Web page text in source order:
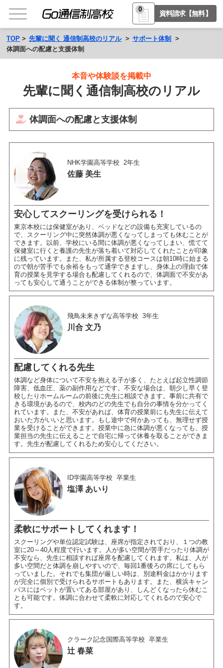
0
資料請求【無料】
TOP 先輩に聞く 通信制高校のリアル
サポート体制
体調面への配慮と支援体制
本音や体験談を掲載中
先輩に聞く通信制高校のリアル
体調面への配慮と支援体制
NHK学園高等学校 2年生
佐藤 美生
安心してスクーリングを受けられる！
東京本校には保健室があり、ベッドなどの設備も充実しているの
で、スクーリング中に突然体調が悪くなってしまっても休むことが
できます。以前、学校にいる間に体調が悪くなってしまい、慌てて
保健室に行くと養護の先生が落ち着いて対応してくれたことが印象
に残っています。また、私が所属する登校コースは朝10時に始まる
ので朝が苦手でも余裕をもって通学できますし、身体上の理由で体
育の授業を見学する場合も配慮してくれるので、体調面で不安があ
っても安心して通うことができる体制が整っています。
飛鳥未来きずな高等学校 3年生
川合 文乃
配慮してくれる先生
体調など身体について不安を抱える子が多く、たとえば起立性調節
障害、低血圧、薬の副作用などです。不安な場合は、朝少し早く登
校したりホームルームの前後に先生に相談できます。事前に共有で
きる環境があるので、校内のどの先生でも自分の事情を分かってく
れています。また、不安があれば、体育の授業前にも先生に伝えて
おいた方がいいと思います。もし途中で何かあっても、無理せず授
業を受けることができます。授業中に急に体調が悪くなっても、授
業担当の先生に伝えることで自宅に帰って休養を取ることができま
す。先生が配慮してくれるため安心してください。
ID学園高等学校 卒業生
塩澤 あいり
柔軟にサポートしてくれます！
スクーリングや単位認定試験は、座席が指定されており、１つの教
室に20～40人程度で行います。人が多い空間が苦手だったり体調が
不安なら、先生に相談すれば座席を配慮してくれます。私は、人が
多い空間だと体調を崩しやすいので、毎回1番後ろの席にしてもら
っていました。それでも集団が厳しい時は、別途料金はかかります
が完全に個別で受けられるサポートもあります。また、横浜キャン
パスにはベットが置いてある部屋があり、しんどくなったら休むこ
とも可能です。体調に合わせて柔軟に対応してくれるので安心で
す。
クラーク記念国際高等学校 卒業生
辻 春菜